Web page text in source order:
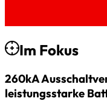
Im Fokus
260kA
leistungsstarke